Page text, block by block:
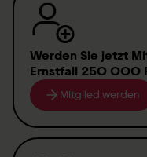
Werden Sie jetzt
Ernstfall 250 000
Mitglied werden